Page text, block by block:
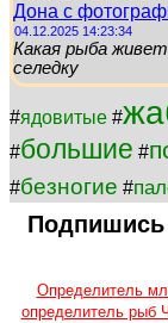
Дона с
04.12.2025 14:23:34
Какая рыба
селедку
#ядовитые #
#большие #
#безногие #
Подпишись
Определитель
определитель рыб